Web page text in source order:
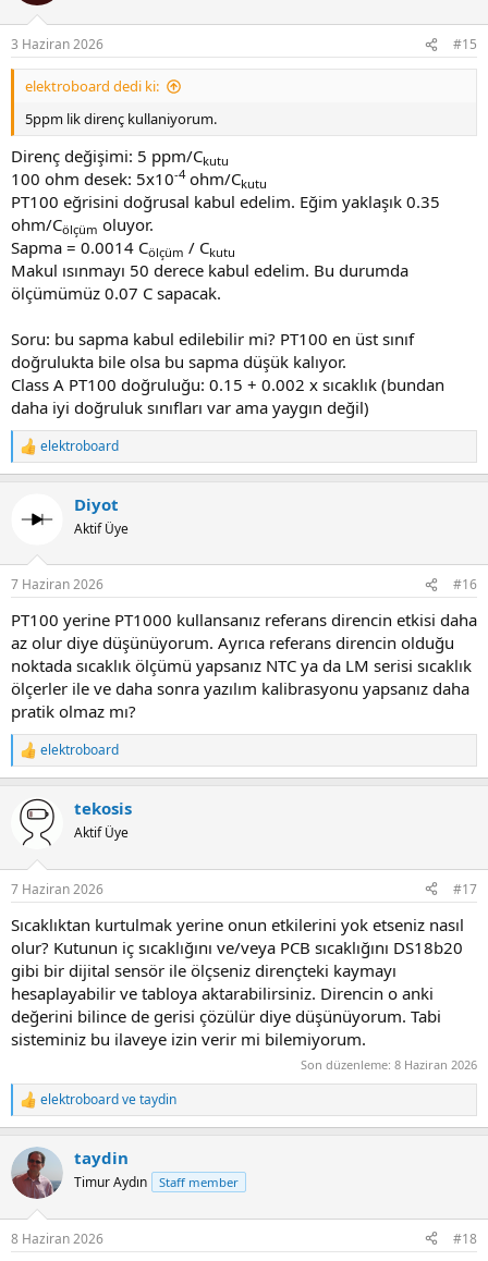
0.392) = 139.2 Ω
2)​
IEC/ITS-90 altında PT100 için yaygın kullanılan polinom (0 °C
referanslı):R(T) = R0 · [1 + A·T + B·T^2 + C·(T − 100)·T^3] (C yalnızca T <
0 için kullanılır; T ≥ 0 için C terimi ihmal edilir)
Standart katsayılar (IEC 751 / ITS-90 için, R0 = 100 Ω @ 0 °C):
A = 3.9083×10^−3 °C^−1
B = −5.775×10^−7 °C^−2
C = −4.183×10^−12 °C^−4 (yalnızca T < 0 için)
T ≥ 0 °C için pratik formül:R(T) = 100 · [1 + A·T + B·T^2]
Örnek: T = 100 °CR(100) = 100 · [1 + 3.9083e-3·100 + (−5.775e-
7)·100^2]= 100 · [1 + 0.39083 − 0.005775] = 100 · 1.385055 = 138.5055
Ω
Ben birinci eşitliği kullanıyordum hep.
Yapay zekaya sordum geniş aralık için farklı eşitlik
kullanılıyormuş.
3 Haziran 2026 #15
elektroboard dedi ki:
5ppm lik direnç kullaniyorum.
Direnç değişimi: 5 ppm/Ckutu
100 ohm desek: 5x10-4ohm/Ckutu
PT100 eğrisini doğrusal kabul edelim. Eğim yaklaşık 0.35
ohm/Cölçüm oluyor.
Sapma = 0.0014 Cölçüm / Ckutu
Makul ısınmayı 50 derece kabul edelim. Bu durumda
ölçümümüz 0.07 C sapacak.
Soru: bu sapma kabul edilebilir mi? PT100 en üst sınıf
doğrulukta bile olsa bu sapma düşük kalıyor.
Class A PT100 doğruluğu: 0.15 + 0.002 x sıcaklık (bundan
daha iyi doğruluk sınıfları var ama yaygın değil)
R
e
t
s
elektroboard
Diyot
Aktif Üye
7 Haziran 2026 #16
PT100 yerine PT1000 kullansanız referans direncin etkisi daha
az olur diye düşünüyorum. Ayrıca referans direncin olduğu
noktada sıcaklık ölçümü yapsanız NTC ya da LM serisi sıcaklık
ölçerler ile ve daha sonra yazılım kalibrasyonu yapsanız daha
pratik olmaz mı?
R
e
c
t
s
elektroboard
tekosis
Aktif Üye
7 Haziran 2026 #17
Sıcaklıktan kurtulmak yerine onun etkilerini yok etseniz nasıl
olur? Kutunun iç sıcaklığını ve/veya PCB sıcaklığını DS18b20
gibi bir dijital sensör ile ölçseniz dirençteki kaymayı
hesaplayabilir ve tabloya aktarabilirsiniz. Direncin o anki
değerini bilince de gerisi çözülür diye düşünüyorum. Tabi
sisteminiz bu ilaveye izin verir mi bilemiyorum.
Son düzenleme: 8 Haziran 2026
R
e
c
t
i
s
elektroboardvetaydin
taydin
Timur Aydın Staff member
8 Haziran 2026 #18